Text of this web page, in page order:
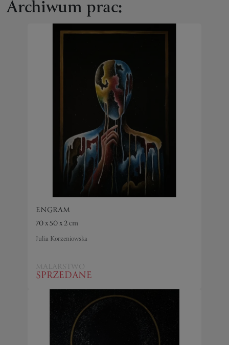
Archiwum prac:
ENGRAM
70 x 50 x 2 cm
Julia Korzeniowska
MALARSTWO
SPRZEDANE